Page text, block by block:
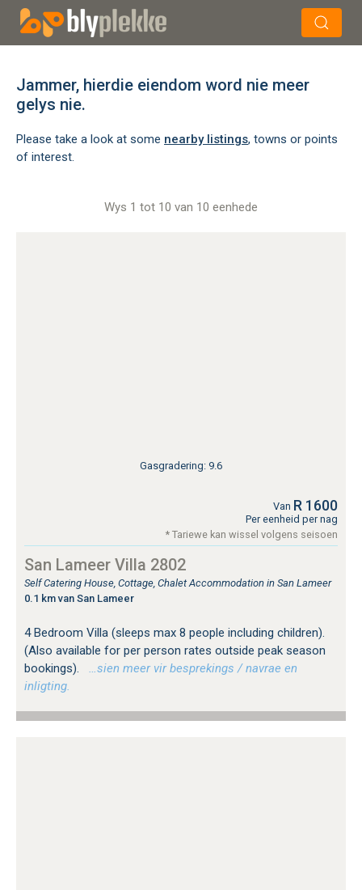
Soek
Jammer, hierdie eiendom word nie meer
gelys nie.
Please take a look at some nearby listings, towns or points
of interest.
Wys 1 tot 10 van 10 eenhede
Gasgradering: 9.6
Van R 1600
Per eenheid per nag
* Tariewe kan wissel volgens seisoen
San Lameer Villa 2802
Self Catering House, Cottage, Chalet Accommodation in San Lameer
0.1 km van San Lameer
4 Bedroom Villa (sleeps max 8 people including children).
(Also available for per person rates outside peak season
bookings).
…sien meer vir besprekings / navrae en
inligting.